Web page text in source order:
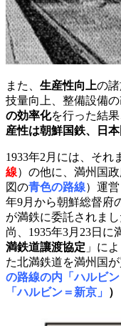
また、 生産性向上の
技量向上、整備設備
の効率化を行った結果
産性は朝鮮国鉄、日
1933年2月には、それ
線）の他に、満州国
図の青色の路線）運
年9月から朝鮮総督府
が満鉄に委託されまし
尚、1935年3月23日に
満鉄道讓渡協定 」に
た北満鉄道を満州国
の路線の内「ハルビ
「ハルビン＝新京」
）